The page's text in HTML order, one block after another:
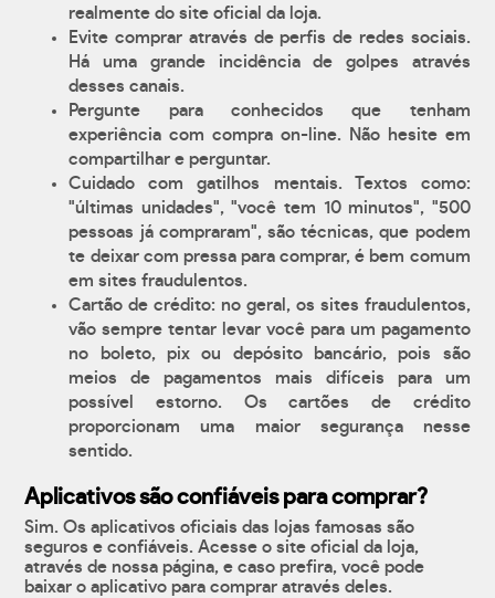
realmente do site oficial da loja.
Evite comprar através de perfis de redes sociais.
Há uma grande incidência de golpes através
desses canais.
Pergunte para conhecidos que tenham
experiência com compra on-line. Não hesite em
compartilhar e perguntar.
Cuidado com gatilhos mentais. Textos como:
"últimas unidades", "você tem 10 minutos", "500
pessoas já compraram", são técnicas, que podem
te deixar com pressa para comprar, é bem comum
em sites fraudulentos.
Cartão de crédito: no geral, os sites fraudulentos,
vão sempre tentar levar você para um pagamento
no boleto, pix ou depósito bancário, pois são
meios de pagamentos mais difíceis para um
possível estorno. Os cartões de crédito
proporcionam uma maior segurança nesse
sentido.
Aplicativos são confiáveis para comprar?
Sim. Os aplicativos oficiais das lojas famosas são
seguros e confiáveis. Acesse o site oficial da loja,
através de nossa página, e caso prefira, você pode
baixar o aplicativo para comprar através deles.